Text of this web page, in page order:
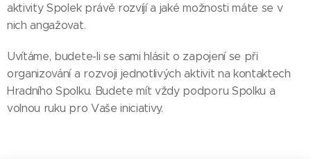
aktivity Spolek právě rozvíjí a jaké možnosti máte se v
nich angažovat.
Uvítáme, budete-li se sami hlásit o zapojení se při
organizování a rozvoji jednotlivých aktivit na kontaktech
Hradního Spolku. Budete mít vždy podporu Spolku a
volnou ruku pro Vaše iniciativy.